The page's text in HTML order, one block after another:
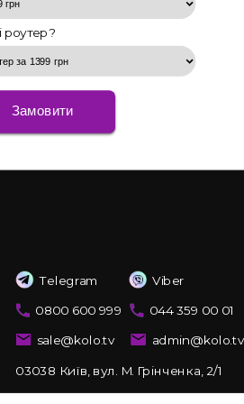
роутер?
Замовити
Telegram Viber
0800 600 999 044 359 00 01
sale@kolo.tv admin@kolo.tv
03038 Київ, вул. М. Грінченка, 2/1